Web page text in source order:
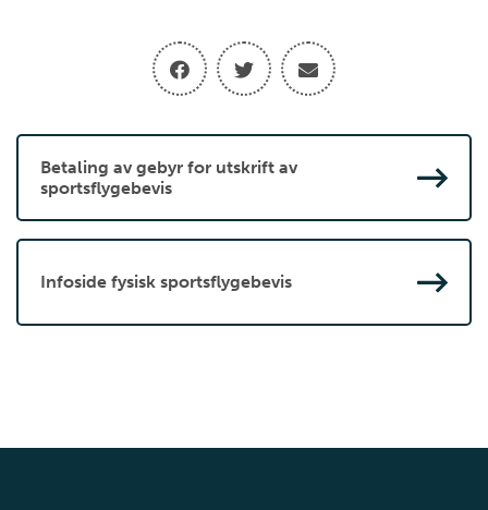
Betaling av gebyr for utskrift av
sportsflygebevis
Infoside fysisk sportsflygebevis